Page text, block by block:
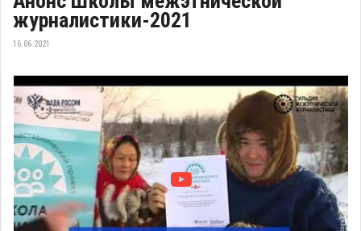
журналистики-2021
16.06.2021